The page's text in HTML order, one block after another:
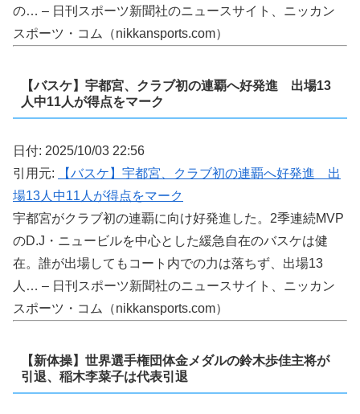
の… – 日刊スポーツ新聞社のニュースサイト、ニッカン
スポーツ・コム（nikkansports.com）
【バスケ】宇都宮、クラブ初の連覇へ好発進 出場13
人中11人が得点をマーク
日付: 2025/10/03 22:56
引用元:
【バスケ】宇都宮、クラブ初の連覇へ好発進 出
場13人中11人が得点をマーク
宇都宮がクラブ初の連覇に向け好発進した。2季連続MVP
のD.J・ニュービルを中心とした緩急自在のバスケは健
在。誰が出場してもコート内での力は落ちず、出場13
人… – 日刊スポーツ新聞社のニュースサイト、ニッカン
スポーツ・コム（nikkansports.com）
【新体操】世界選手権団体金メダルの鈴木歩佳主将が
引退、稲木李菜子は代表引退